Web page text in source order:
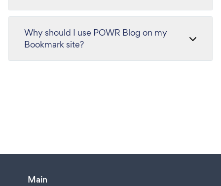
Why should I use POWR Blog on my
Bookmark site?
Main